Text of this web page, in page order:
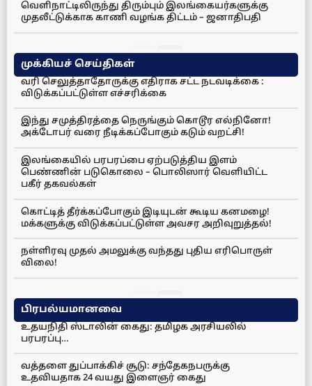
வெளிநாட்டிலிருந்து திரும்பும் இலங்கையர்களுக்கு
முதலீட்டுக்காக காணி வழங்க திட்டம் – ஜனாதிபதி
முக்கியச் செய்திகள்
வரி செலுத்தாதோருக்கு எதிராக சட்ட நடவடிக்கை :
விடுக்கப்பட்டுள்ள எச்சரிக்கை
இந்து சமுத்திரத்தை நெருங்கும் கொடூர எல்நினோ!
அக்டோபர் வரை நீடிக்கப்போகும் கடும் வறட்சி!
இலங்கையில் பரபரப்பை ஏற்படுத்திய இளம்
பெண்ணின் படுகொலை – பொலிஸார் வெளியிட்ட
பகீர் தகவல்கள்
கொட்டித் தீர்க்கப்போகும் இடியுடன் கூடிய கனமழை!
மக்களுக்கு விடுக்கப்பட்டுள்ள அவசர அறிவுறுத்தல்!
நள்ளிரவு முதல் அமலுக்கு வந்தது புதிய எரிபொருள்
விலை!
பிரபல்யமானவை
உதயநிதி ஸ்டாலின் கைது: தமிழக அரசியலில்
பரபரப்பு…
வத்தளை துப்பாக்கிச் சூடு: சந்தேகநபருக்கு
உதவியதாக 24 வயது இளைஞர் கைது